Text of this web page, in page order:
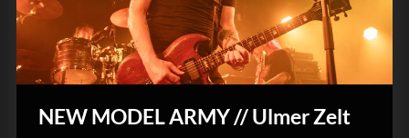
NEW MODEL ARMY // Ulmer Zelt